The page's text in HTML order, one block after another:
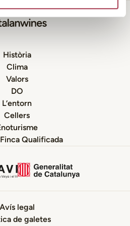
Història
Clima
Valors
DO
L’entorn
Cellers
Qualificada
Avís legal
de galetes